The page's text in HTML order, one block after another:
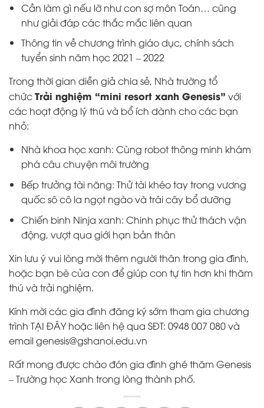
Cần làm gì nếu lỡ như con sợ môn Toán… cũng
như giải đáp các thắc mắc liên quan
Thông tin về chương trình giáo dục, chính sách
tuyển sinh năm học 2021 – 2022
Trong thời gian diễn giả chia sẻ, Nhà trường tổ
chứcTrải nghiệm “mini resort xanh Genesis” với
các hoạt động lý thú và bổ ích dành cho các bạn
nhỏ:
Nhà khoa học xanh: Cùng robot thông minh khám
phá câu chuyện môi trường
Bếp trưởng tài năng: Thử tài khéo tay trong vương
quốc sô cô la ngọt ngào và trái cây bổ dưỡng
Chiến binh Ninja xanh: Chinh phục thử thách vận
động, vượt qua giới hạn bản thân
Xin lưu ý vui lòng mời thêm người thân trong gia đình,
hoặc bạn bè của con để giúp con tự tin hơn khi thăm
thú và trải nghiệm.
Kính mời các gia đình đăng ký sớm tham gia chương
trình TẠI ĐÂYhoặc liên hệ qua SĐT: 0948 007 080 và
emailgenesis@gshanoi.edu.vn
Rất mong được chào đón gia đình ghé thăm Genesis
– Trường học Xanh trong lòng thành phố.